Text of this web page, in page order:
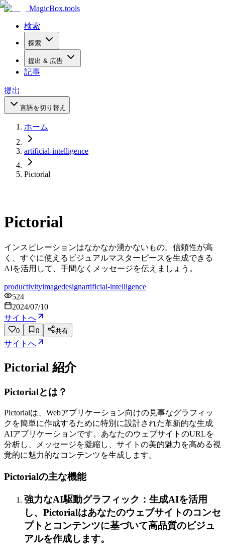
MagicBox.tools
検索
探索
提出 & 広告
記事
提出
言語を切り替え
ホーム
artificial-intelligence
Pictorial
Pictorial
インスピレーションはなかなか湧かないもの。信頼性が高
く、すぐに使えるビジュアルマスターピースを生成できる
AIを活用して、手間なくメッセージを伝えましょう。
productivityimagedesignartificial-intelligence
524
2024/07/10
サイトへ
0 0 共有
サイトへ
Pictorial 紹介
Pictorialとは？
Pictorialは、Webアプリケーション向けの見事なグラフィッ
クを簡単に作成するために特別に設計された革新的な生成
AIアプリケーションです。あなたのウェブサイトのURLを
分析し、メッセージを凝縮し、サイトの美的魅力を高める視
覚的に魅力的なコンテンツを生成します。
Pictorialの主な機能
強力なAI駆動グラフィック：生成AIを活用
し、Pictorialはあなたのウェブサイトのコンセ
プトとコンテンツに基づいて高品質のビジュ
アルを作成します。